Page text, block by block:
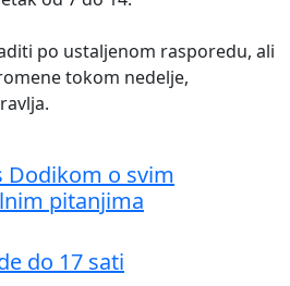
po ustaljenom rasporedu, ali
tokom nedelje,
Dodikom o svim
pitanjima
do 17 sati